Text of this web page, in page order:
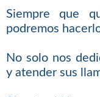
Siempre que
podremos
No solo nos
y atender sus